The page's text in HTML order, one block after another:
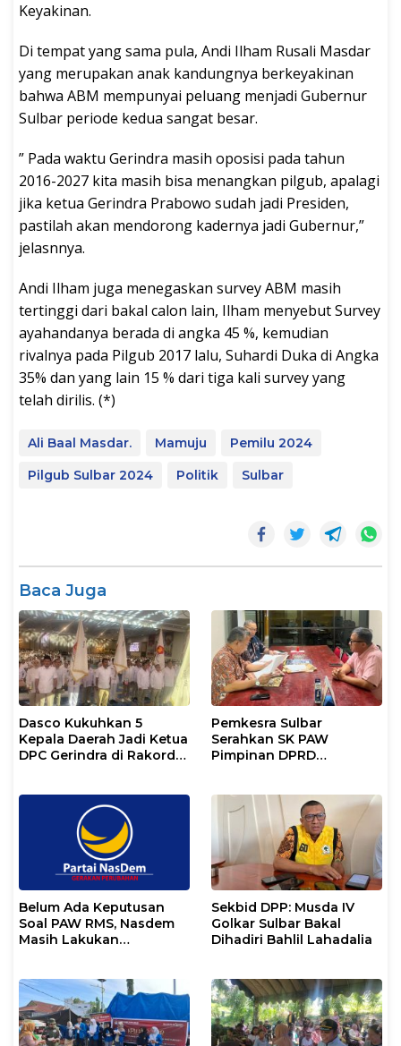
Keyakinan.
Di tempat yang sama pula, Andi Ilham Rusali Masdar
yang merupakan anak kandungnya berkeyakinan
bahwa ABM mempunyai peluang menjadi Gubernur
Sulbar periode kedua sangat besar.
” Pada waktu Gerindra masih oposisi pada tahun
2016-2027 kita masih bisa menangkan pilgub, apalagi
jika ketua Gerindra Prabowo sudah jadi Presiden,
pastilah akan mendorong kadernya jadi Gubernur,”
jelasnnya.
Andi Ilham juga menegaskan survey ABM masih
tertinggi dari bakal calon lain, Ilham menyebut Survey
ayahandanya berada di angka 45 %, kemudian
rivalnya pada Pilgub 2017 lalu, Suhardi Duka di Angka
35% dan yang lain 15 % dari tiga kali survey yang
telah dirilis. (*)
Ali Baal Masdar. Mamuju
Pemilu 2024
Pilgub Sulbar 2024
Politik Sulbar
Baca Juga
Dasco Kukuhkan 5
Kepala Daerah Jadi Ketua
DPC Gerindra di Rakorda
Pemkesra Sulbar
Serahkan SK PAW
Pimpinan DPRD
Belum Ada Keputusan
Soal PAW RMS, Nasdem
Masih Lakukan
Sekbid DPP: Musda IV
Golkar Sulbar Bakal
Dihadiri Bahlil Lahadalia